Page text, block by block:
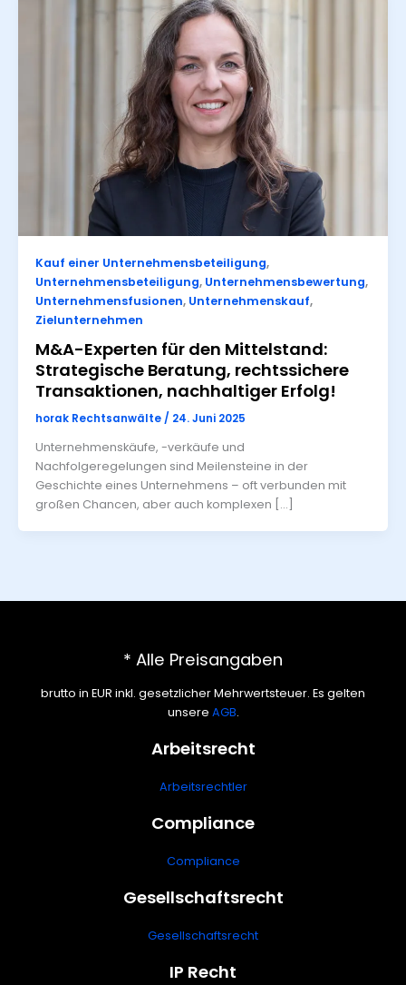
Kauf einer Unternehmensbeteiligung,
Unternehmensbeteiligung, Unternehmensbewertung,
Unternehmensfusionen, Unternehmenskauf,
Zielunternehmen
M&A-Experten für den Mittelstand:
Strategische Beratung, rechtssichere
Transaktionen, nachhaltiger Erfolg!
horak Rechtsanwälte / 24. Juni 2025
Unternehmenskäufe, -verkäufe und
Nachfolgeregelungen sind Meilensteine in der
Geschichte eines Unternehmens – oft verbunden mit
großen Chancen, aber auch komplexen […]
* Alle Preisangaben
brutto in EUR inkl. gesetzlicher Mehrwertsteuer. Es gelten
unsere AGB.
Arbeitsrecht
Arbeitsrechtler
Compliance
Compliance
Gesellschaftsrecht
Gesellschaftsrecht
IP Recht